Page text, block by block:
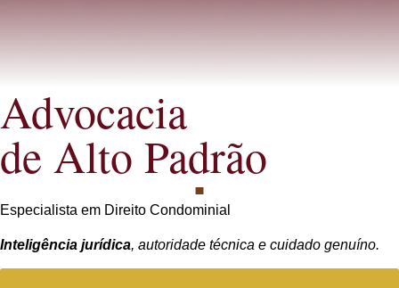
Advocacia
de Alto Padrão
Especialista em Direito Condominial
Inteligência jurídica, autoridade técnica e cuidado genuíno.